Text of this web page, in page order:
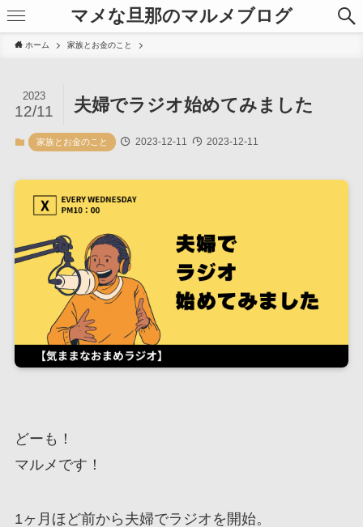
マメな旦那のマルメブログ
ホーム 家族とお金のこと
夫婦でラジオ始めてみました
2023
12/11
家族とお金のこと 2023-12-11 2023-12-11
どーも！
マルメです！
1ヶ月ほど前から夫婦でラジオを開始。